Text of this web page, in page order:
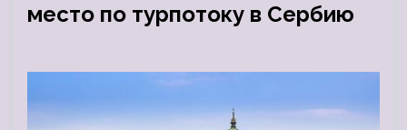
место по турпотоку в Сербию